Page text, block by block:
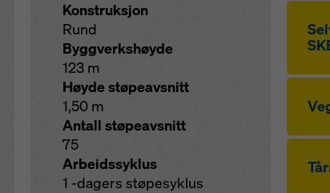
Konstruksjon
Rund
Byggverkshøyde
123 m
Høyde støpeavsnitt
1,50 m
Antall støpeavsnitt
75
Arbeidssyklus
1 -dagers støpesyklus